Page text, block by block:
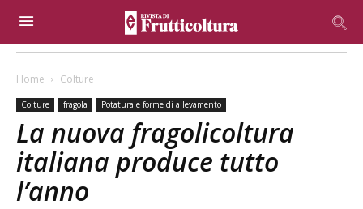
Home Colture
Colture fragola Potatura e forme di allevamento
La nuova fragolicoltura
italiana produce tutto
l’anno